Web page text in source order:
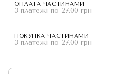
ОПЛАТА ЧАСТИНАМИ
3 платежі по 27.00 грн
ПОКУПКА ЧАСТИНАМИ
3 платежі по 27.00 грн